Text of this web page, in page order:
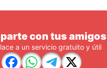
con tus amigos
a un servicio gratuito y útil